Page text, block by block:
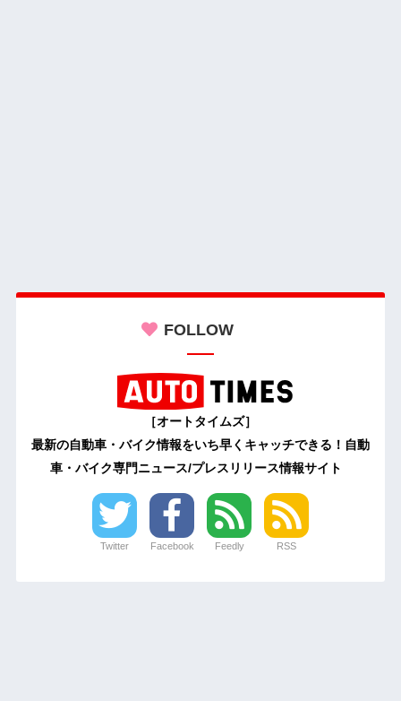
FOLLOW
［オートタイムズ］
最新の自動車・バイク情報をいち早くキャッチできる！自動
車・バイク専門ニュース/プレスリリース情報サイト
Twitter Facebook Feedly RSS